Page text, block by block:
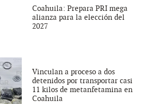
Coahuila: Prepara PRI mega
alianza para la elección del
2027
Vinculan a proceso a dos
detenidos por transportar casi
11 kilos de metanfetamina en
Coahuila